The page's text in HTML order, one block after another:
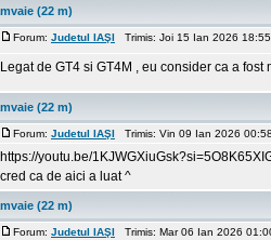
(22 m)
Forum: Judetul IAŞI Trimis: Joi 15 Ian 2026
Legat de GT4 si GT4M , eu consider ca a
(22 m)
Forum: Judetul IAŞI Trimis: Vin 09 Ian 2026
https://youtu.be/
cred ca de aici a luat ^
(22 m)
Forum: Judetul IAŞI Trimis: Mar 06 Ian 2026